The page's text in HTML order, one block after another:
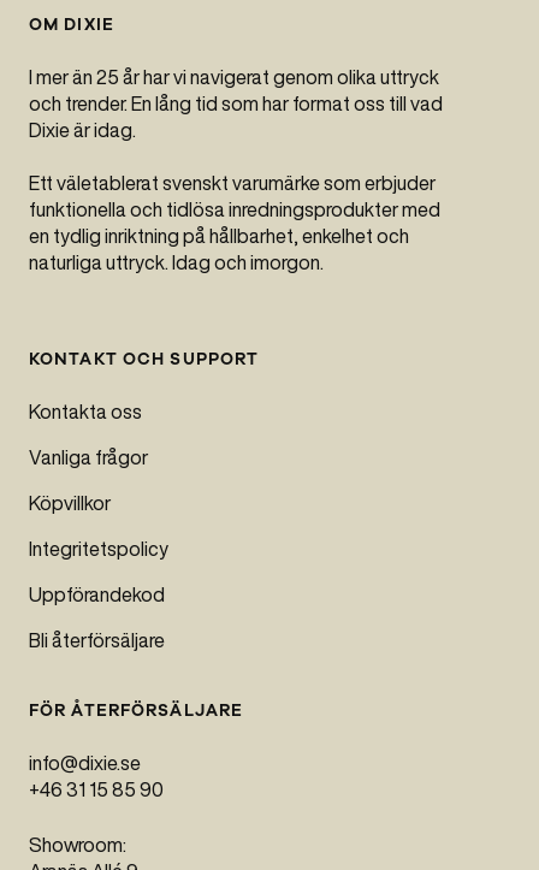
OM DIXIE
I mer än 25 år har vi navigerat genom olika uttryck
och trender. En lång tid som har format oss till vad
Dixie är idag.
Ett väletablerat svenskt varumärke som erbjuder
funktionella och tidlösa inredningsprodukter med
en tydlig inriktning på hållbarhet, enkelhet och
naturliga uttryck. Idag och imorgon.
KONTAKT OCH SUPPORT
Kontakta oss
Vanliga frågor
Köpvillkor
Integritetspolicy
Uppförandekod
Bli återförsäljare
FÖR ÅTERFÖRSÄLJARE
info@dixie.se
+46 31 15 85 90
Showroom:
använder cookies